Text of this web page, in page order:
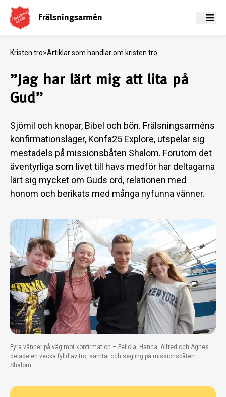
Frälsningsarmén Meny
Kristen tro>Artiklar som handlar om kristen tro
”Jag har lärt mig att lita på
Gud”
Sjömil och knopar, Bibel och bön. Frälsningsarméns
konfirmationsläger, Konfa25 Explore, utspelar sig
mestadels på missionsbåten Shalom. Förutom det
äventyrliga som livet till havs medför har deltagarna
lärt sig mycket om Guds ord, relationen med
honom och berikats med många nyfunna vänner.
Fyra vänner på väg mot konfirmation – Felicia, Hanna, Alfred och Agnes
delade en vecka fylld av tro, samtal och segling på missionsbåten
Shalom.